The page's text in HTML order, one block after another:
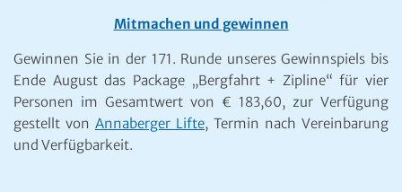
Mitmachen und gewinnen
Gewinnen Sie in der 171. Runde unseres Gewinnspiels bis
Ende August das Package „Bergfahrt + Zipline“ für vier
Personen im Gesamtwert von € 183,60, zur Verfügung
gestellt von Annaberger Lifte, Termin nach Vereinbarung
und Verfügbarkeit.